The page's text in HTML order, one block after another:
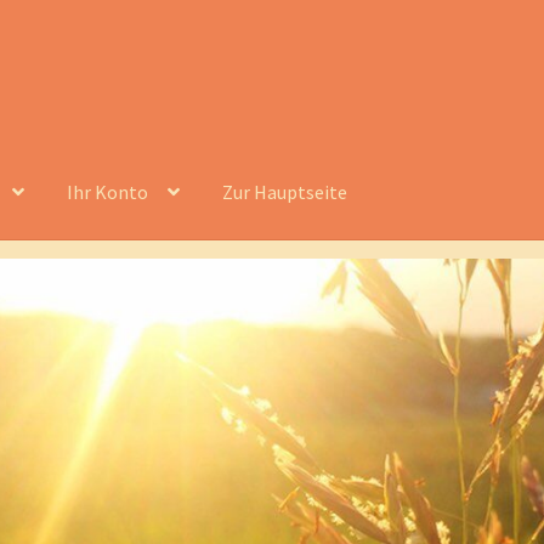
Ihr Konto Zur Hauptseite